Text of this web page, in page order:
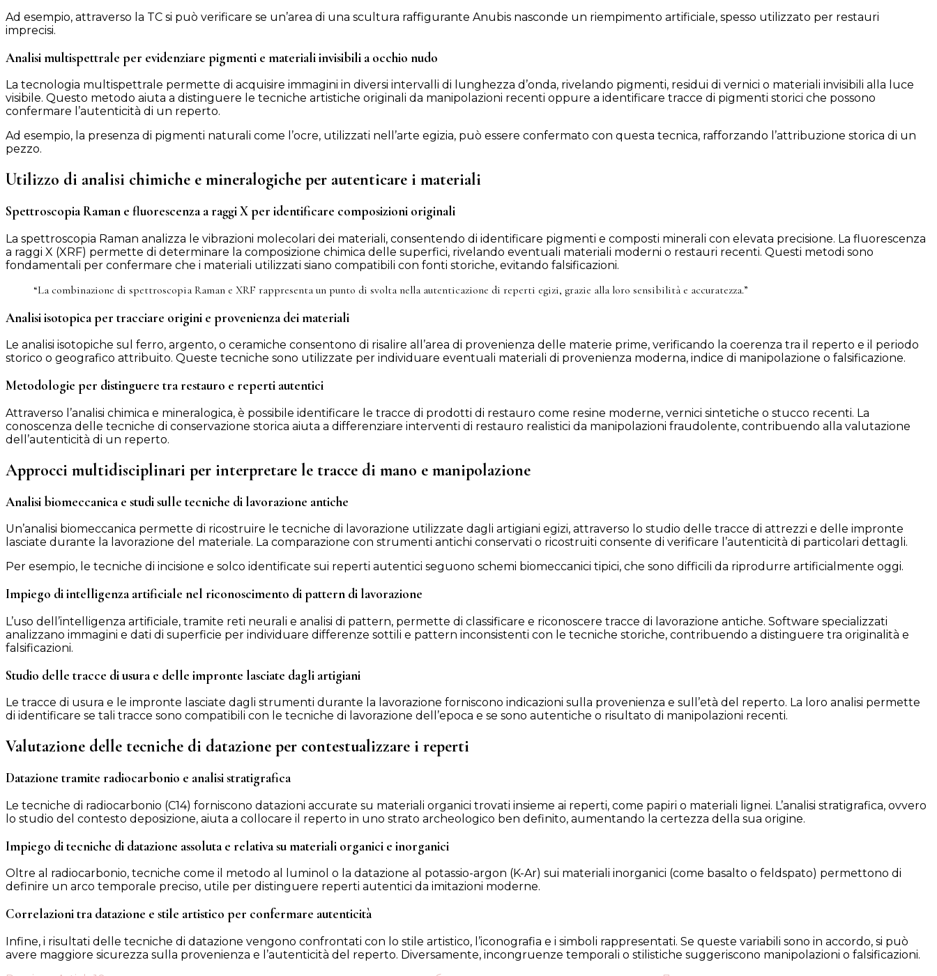
Ad esempio, attraverso la TC si può verificare se un’area di una scultura raffigurante Anubis nasconde un riempimento artificiale, spesso utilizzato per restauri
imprecisi.
Analisi multispettrale per evidenziare pigmenti e materiali invisibili a occhio nudo
La tecnologia multispettrale permette di acquisire immagini in diversi intervalli di lunghezza d’onda, rivelando pigmenti, residui di vernici o materiali invisibili alla luce
visibile. Questo metodo aiuta a distinguere le tecniche artistiche originali da manipolazioni recenti oppure a identificare tracce di pigmenti storici che possono
confermare l’autenticità di un reperto.
Ad esempio, la presenza di pigmenti naturali come l’ocre, utilizzati nell’arte egizia, può essere confermato con questa tecnica, rafforzando l’attribuzione storica di un
pezzo.
Utilizzo di analisi chimiche e mineralogiche per autenticare i materiali
Spettroscopia Raman e fluorescenza a raggi X per identificare composizioni originali
La spettroscopia Raman analizza le vibrazioni molecolari dei materiali, consentendo di identificare pigmenti e composti minerali con elevata precisione. La fluorescenza
a raggi X (XRF) permette di determinare la composizione chimica delle superfici, rivelando eventuali materiali moderni o restauri recenti. Questi metodi sono
fondamentali per confermare che i materiali utilizzati siano compatibili con fonti storiche, evitando falsificazioni.
“La combinazione di spettroscopia Raman e XRF rappresenta un punto di svolta nella autenticazione di reperti egizi, grazie alla loro sensibilità e accuratezza.”
Analisi isotopica per tracciare origini e provenienza dei materiali
Le analisi isotopiche sul ferro, argento, o ceramiche consentono di risalire all’area di provenienza delle materie prime, verificando la coerenza tra il reperto e il periodo
storico o geografico attribuito. Queste tecniche sono utilizzate per individuare eventuali materiali di provenienza moderna, indice di manipolazione o falsificazione.
Metodologie per distinguere tra restauro e reperti autentici
Attraverso l’analisi chimica e mineralogica, è possibile identificare le tracce di prodotti di restauro come resine moderne, vernici sintetiche o stucco recenti. La
conoscenza delle tecniche di conservazione storica aiuta a differenziare interventi di restauro realistici da manipolazioni fraudolente, contribuendo alla valutazione
dell’autenticità di un reperto.
Approcci multidisciplinari per interpretare le tracce di mano e manipolazione
Analisi biomeccanica e studi sulle tecniche di lavorazione antiche
Un’analisi biomeccanica permette di ricostruire le tecniche di lavorazione utilizzate dagli artigiani egizi, attraverso lo studio delle tracce di attrezzi e delle impronte
lasciate durante la lavorazione del materiale. La comparazione con strumenti antichi conservati o ricostruiti consente di verificare l’autenticità di particolari dettagli.
Per esempio, le tecniche di incisione e solco identificate sui reperti autentici seguono schemi biomeccanici tipici, che sono difficili da riprodurre artificialmente oggi.
Impiego di intelligenza artificiale nel riconoscimento di pattern di lavorazione
L’uso dell’intelligenza artificiale, tramite reti neurali e analisi di pattern, permette di classificare e riconoscere tracce di lavorazione antiche. Software specializzati
analizzano immagini e dati di superficie per individuare differenze sottili e pattern inconsistenti con le tecniche storiche, contribuendo a distinguere tra originalità e
falsificazioni.
Studio delle tracce di usura e delle impronte lasciate dagli artigiani
Le tracce di usura e le impronte lasciate dagli strumenti durante la lavorazione forniscono indicazioni sulla provenienza e sull’età del reperto. La loro analisi permette
di identificare se tali tracce sono compatibili con le tecniche di lavorazione dell’epoca e se sono autentiche o risultato di manipolazioni recenti.
Valutazione delle tecniche di datazione per contestualizzare i reperti
Datazione tramite radiocarbonio e analisi stratigrafica
Le tecniche di radiocarbonio (C14) forniscono datazioni accurate su materiali organici trovati insieme ai reperti, come papiri o materiali lignei. L’analisi stratigrafica, ovvero
lo studio del contesto deposizione, aiuta a collocare il reperto in uno strato archeologico ben definito, aumentando la certezza della sua origine.
Impiego di tecniche di datazione assoluta e relativa su materiali organici e inorganici
Oltre al radiocarbonio, tecniche come il metodo al luminol o la datazione al potassio-argon (K-Ar) sui materiali inorganici (come basalto o feldspato) permettono di
definire un arco temporale preciso, utile per distinguere reperti autentici da imitazioni moderne.
Correlazioni tra datazione e stile artistico per confermare autenticità
Infine, i risultati delle tecniche di datazione vengono confrontati con lo stile artistico, l’iconografia e i simboli rappresentati. Se queste variabili sono in accordo, si può
avere maggiore sicurezza sulla provenienza e l’autenticità del reperto. Diversamente, incongruenze temporali o stilistiche suggeriscono manipolazioni o falsificazioni.